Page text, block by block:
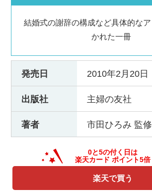
結婚式の謝辞の構成など具体的な
かれた一冊
発売日 2010年2月20日
出版社 主婦の友社
著者 市田ひろみ 監修
楽天で買う